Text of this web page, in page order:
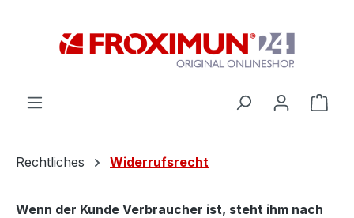
Rechtliches Widerrufsrecht
Wenn der Kunde Verbraucher ist, steht ihm nach